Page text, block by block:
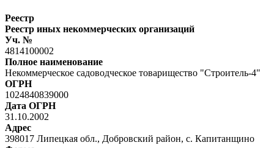
Реестр
Реестр иных некоммерческих организаций
Уч. №
4814100002
Полное наименование
Некоммерческое садоводческое товарищество "Строитель-4"
ОГРН
1024840839000
Дата ОГРН
31.10.2002
Адрес
398017 Липецкая обл., Добровский район, с. Капитанщино